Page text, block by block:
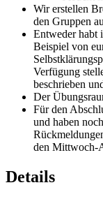
Wir erstellen
den Gruppen
Entweder habt
Beispiel von
Verfügung
beschrieben
Der
Für den
und haben
den Mittwoch-
Details